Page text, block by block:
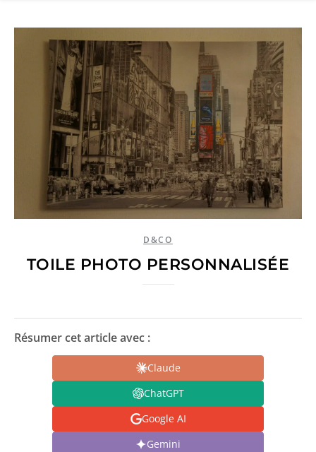
D&CO
TOILE PHOTO PERSONNALISÉE
Résumer cet article avec :
Claude
ChatGPT
Google AI
Gemini